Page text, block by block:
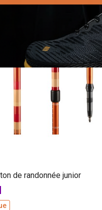
de randonnée junior